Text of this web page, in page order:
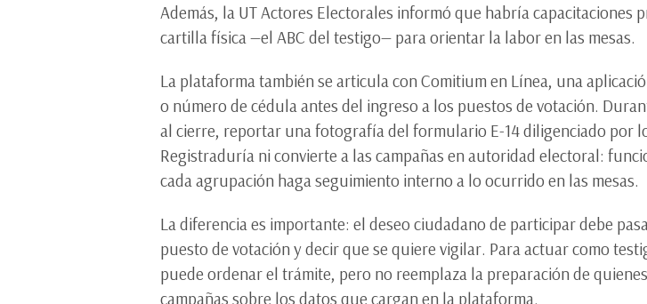
Además, la UT Actores Electorales informó que habría capacitaciones
cartilla física —el ABC del testigo— para orientar la labor en las mesas.
La plataforma también se articula con Comitium en Línea, una
o número de cédula antes del ingreso a los puestos de votación.
al cierre, reportar una fotografía del formulario E-14 diligenciado por
Registraduría ni convierte a las campañas en autoridad electoral:
cada agrupación haga seguimiento interno a lo ocurrido en las mesas.
La diferencia es importante: el deseo ciudadano de participar debe
puesto de votación y decir que se quiere vigilar. Para actuar como
puede ordenar el trámite, pero no reemplaza la preparación de
campañas sobre los datos que cargan en la plataforma.